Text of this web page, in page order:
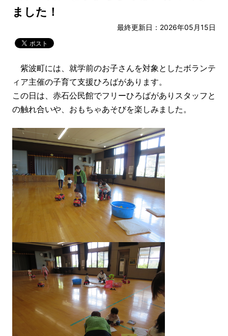
ました！
最終更新日：2026年05月15日
紫波町には、就学前のお子さんを対象としたボランテ
ィア主催の子育て支援ひろばがあります。
この日は、赤石公民館でフリーひろばがありスタッフと
の触れ合いや、おもちゃあそびを楽しみました。